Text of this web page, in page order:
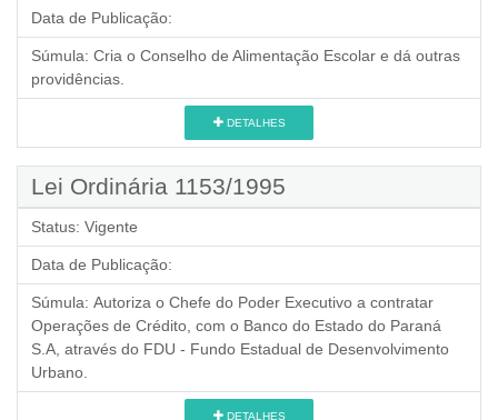
Data de Publicação:
Súmula: Cria o Conselho de Alimentação Escolar e dá outras
providências.
DETALHES
Lei Ordinária 1153/1995
Status: Vigente
Data de Publicação:
Súmula: Autoriza o Chefe do Poder Executivo a contratar
Operações de Crédito, com o Banco do Estado do Paraná
S.A, através do FDU - Fundo Estadual de Desenvolvimento
Urbano.
DETALHES